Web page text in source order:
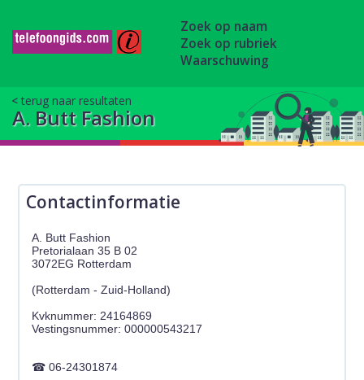
Zoek op naam
Zoek op rubriek
Waarschuwing
terug naar resultaten
A. Butt Fashion
Contactinformatie
A. Butt Fashion
Pretorialaan 35 B 02
3072EG Rotterdam
(Rotterdam - Zuid-Holland)
Kvknummer: 24164869
06-24301874